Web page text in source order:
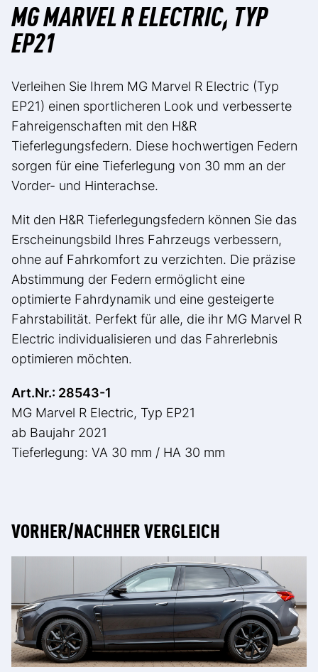
MG MARVEL R ELECTRIC, TYP
EP21
Verleihen Sie Ihrem MG Marvel R Electric (Typ
EP21) einen sportlicheren Look und verbesserte
Fahreigenschaften mit den H&R
Tieferlegungsfedern. Diese hochwertigen Federn
sorgen für eine Tieferlegung von 30 mm an der
Vorder- und Hinterachse.
Mit den H&R Tieferlegungsfedern können Sie das
Erscheinungsbild Ihres Fahrzeugs verbessern,
ohne auf Fahrkomfort zu verzichten. Die präzise
Abstimmung der Federn ermöglicht eine
optimierte Fahrdynamik und eine gesteigerte
Fahrstabilität. Perfekt für alle, die ihr MG Marvel R
Electric individualisieren und das Fahrerlebnis
optimieren möchten.
Art.Nr.: 28543-1
MG Marvel R Electric, Typ EP21
ab Baujahr 2021
Tieferlegung: VA 30 mm / HA 30 mm
VORHER/NACHHER VERGLEICH